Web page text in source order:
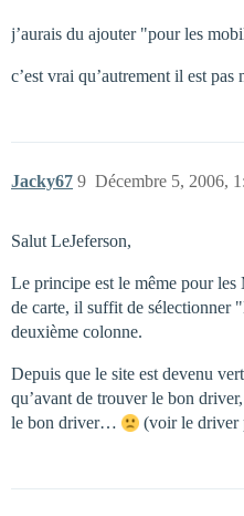
j’aurais du ajouter "pour les
c’est vrai qu’autrement il est pas
Jacky67 Décembre 5, 2006,
9
Salut LeJeferson,
Le principe est le même pour
de carte, il suffit de sélectionner
deuxième colonne.
Depuis que le site est devenu vert
qu’avant de trouver le bon
le bon driver…
(voir le driver